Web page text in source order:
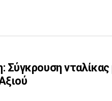
Σύγκρουση νταλίκας